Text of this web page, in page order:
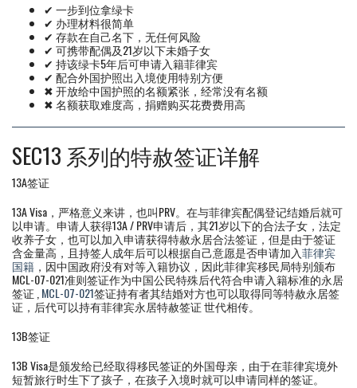
✔ 一步到位拿绿卡
✔ 办理材料很简单
✔ 存款在自己名下，无任何风险
✔ 可携带配偶及21岁以下未婚子女
✔ 持该绿卡5年后可申请入籍菲律宾
✔ 配合外国护照出入境使用特别方便
✖ 开放给中国护照的名额紧张，经常没有名额
✖ 名额获取难度高，捐赠购买花费费用高
SEC13 系列的特赦签证详解
13A签证
13A Visa，严格意义来讲，也叫PRV。在与菲律宾配偶登记结婚后就可
以申请。申请人获得13A / PRV申请后，其21岁以下的合法子女，法定
收养子女，也可以加入申请获得特赦永居合法签证，但是由于签证
含金量高，且持签人成年后可以根据自己意愿是否申请加入菲律宾
国籍 ，因中国政府没有对等入籍协议，因此菲律宾移民局特别颁布
MCL-07-021准则签证作为中国公民特殊后代符合申请入籍标准的永居
签证 , MCL-07-021签证持有者其结婚对方也可以取得同等特赦永居签
证，后代可以持有菲律宾永居特赦签证 世代相传。
13B签证
13B Visa是颁发给已经取得移民签证的外国母亲，由于在菲律宾境外
短暂旅行时生下了孩子，在孩子入境时就可以申请同样的签证。